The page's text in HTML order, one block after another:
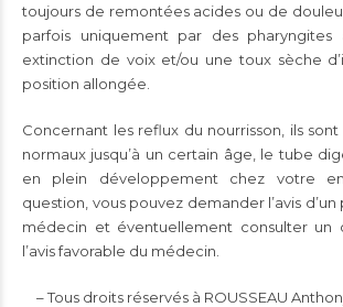
toujours de remontées acides ou de
parfois uniquement par des
extinction de voix et/ou une toux sèche
position allongée.
Concernant les reflux du nourrisson, ils
normaux jusqu’à un certain âge, le tube
en plein développement chez votre
question, vous pouvez demander l’avis
médecin et éventuellement consulter un
l’avis favorable du médecin.
– Tous droits réservés à ROUSSEAU